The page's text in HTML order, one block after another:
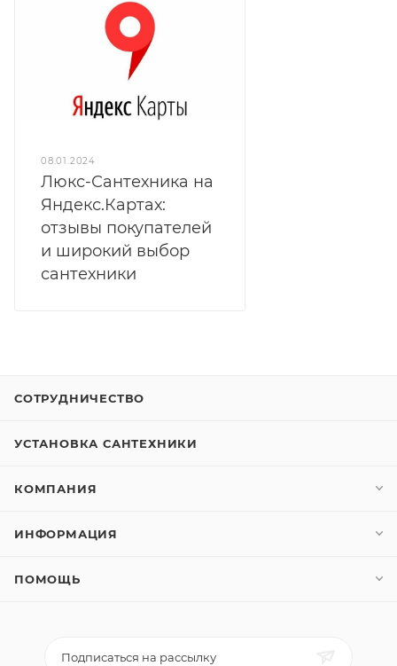
08.01.2024
Люкс-Сантехника на
Яндекс.Картах:
отзывы покупателей
и широкий выбор
сантехники
СОТРУДНИЧЕСТВО
УСТАНОВКА САНТЕХНИКИ
КОМПАНИЯ
ИНФОРМАЦИЯ
ПОМОЩЬ
Подписаться на рассылку